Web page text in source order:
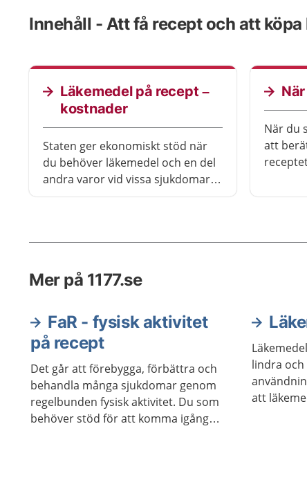
Innehåll - Att få recept och att köpa
Läkemedel på recept –
kostnader
Staten ger ekonomiskt stöd när
du behöver läkemedel och en del
andra varor vid vissa sjukdomar.
är subventionerade. Detta skydd
dagligt tal för
När du
att
Mer på 1177.se
FaR - fysisk aktivitet
på recept
Det går att förebygga, förbättra och
behandla många sjukdomar genom
regelbunden fysisk aktivitet. Du som
behöver stöd för att komma igång
lindra
att